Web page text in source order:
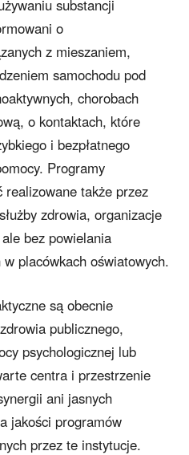
substancji
o
z mieszaniem,
samochodu pod
chorobach
o kontaktach, które
i bezpłatnego
Programy
realizowane także przez
zdrowia, organizacje
bez powielania
placówkach oświatowych.
są obecnie
publicznego,
psychologicznej lub
centra i przestrzenie
ani jasnych
jakości programów
przez te instytucje.